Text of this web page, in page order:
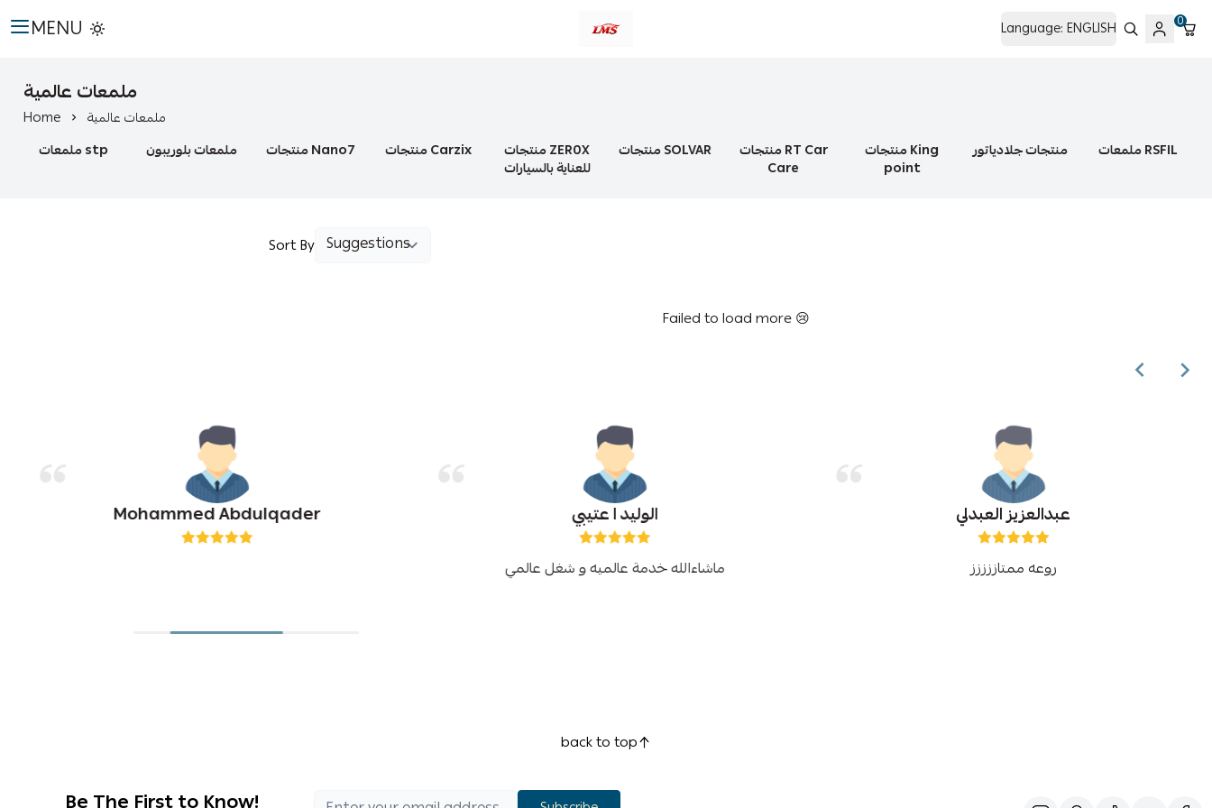
MENU Language:ENGLISH 0
ملمعات عالمية
Home
ملمعات عالمية
ملمعات stp
ملمعات بلوريبون منتجات Nano7 منتجات Carzix منتجات ZER0X
للعناية بالسيارات
منتجات SOLVAR منتجات RT Car
Care
منتجات King
point
منتجات جلادياتور ملمعات RSFIL
Sort By
Failed to load more 😢
Mohammed Abdulqader الوليد ا عتيبي
ماشاءالله خدمة عالميه و شغل عالمي
عبدالعزيز العبدلي
روعه ممتاززززز
back to top